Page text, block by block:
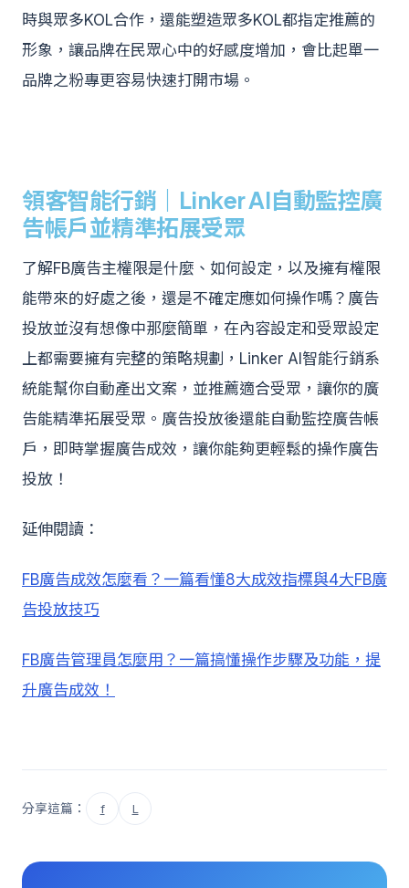
時與眾多KOL合作，還能塑造眾多KOL都指定推薦的
形象，讓品牌在民眾心中的好感度增加，會比起單一
品牌之粉專更容易快速打開市場。
領客智能行銷｜Linker AI自動監控廣
告帳戶並精準拓展受眾
了解FB廣告主權限是什麼、如何設定，以及擁有權限
能帶來的好處之後，還是不確定應如何操作嗎？廣告
投放並沒有想像中那麼簡單，在內容設定和受眾設定
上都需要擁有完整的策略規劃，Linker AI智能行銷系
統能幫你自動產出文案，並推薦適合受眾，讓你的廣
告能精準拓展受眾。廣告投放後還能自動監控廣告帳
戶，即時掌握廣告成效，讓你能夠更輕鬆的操作廣吿
投放！
延伸閱讀：
FB廣告成效怎麼看？一篇看懂8大成效指標與4大FB廣
告投放技巧
FB廣告管理員怎麼用？一篇搞懂操作步驟及功能，提
升廣告成效！
分享這篇： f L